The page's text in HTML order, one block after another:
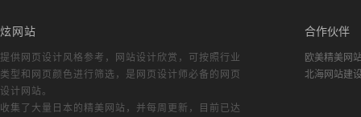
炫网站
提供网页设计风格参考， 网站设计欣赏 ，可按照行业
类型和网页颜色进行筛选，是网页设计师必备的网页
设计网站。
收集了大量日本的精美网站，并每周更新，目前已达
合作伙伴
欧美精美网
北海网站建